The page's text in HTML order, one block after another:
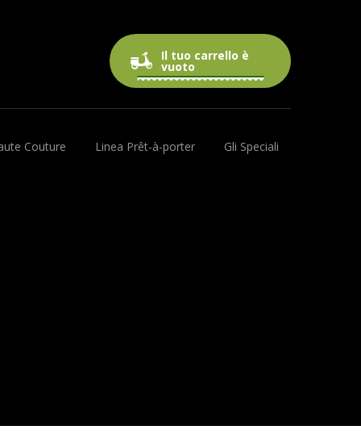
Il tuo carrello è
vuoto
0 prodotti 0,00€
Couture Linea Prêt-à-porter Gli Speciali